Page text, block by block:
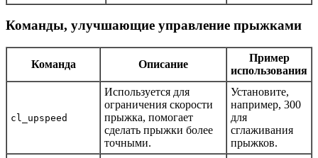
Команды, улучшающие управление прыжками
Команда Описание
Пример
использования
cl_upspeed
Используется для
ограничения скорости
прыжка, помогает
сделать прыжки более
точными.
Установите,
например, 300
для
сглаживания
прыжков.